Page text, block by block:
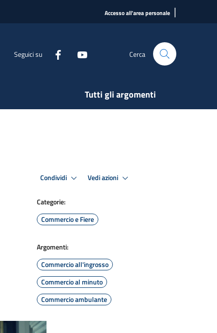
Accesso all'area personale |
Seguici su Cerca
Tutti gli argomenti
Condividi Vedi azioni
Categorie:
Commercio e Fiere
Argomenti:
Commercio all'ingrosso
Commercio al minuto
Commercio ambulante